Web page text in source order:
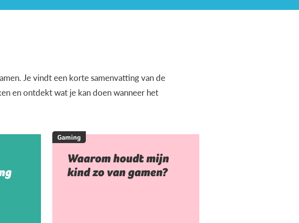
Je vindt een korte samenvatting van de
en ontdekt wat je kan doen wanneer het
Gaming
Waarom houdt mijn
kind zo van gamen?